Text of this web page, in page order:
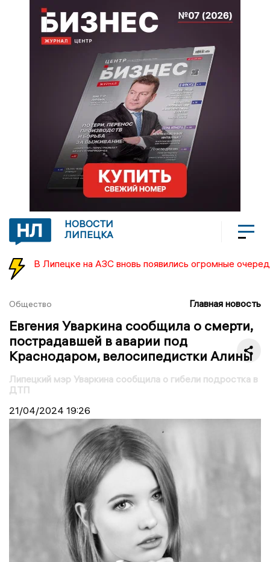
НОВОСТИ
ЛИПЕЦКА
В Липецке на АЗС вновь появились огромные
Общество Главная новость
Евгения Уваркина сообщила о смерти,
пострадавшей в аварии под
Краснодаром, велосипедистки Алины
Липецкий мэр Уваркина сообщила о гибели подростка в
ДТП
21/04/2024 19:26